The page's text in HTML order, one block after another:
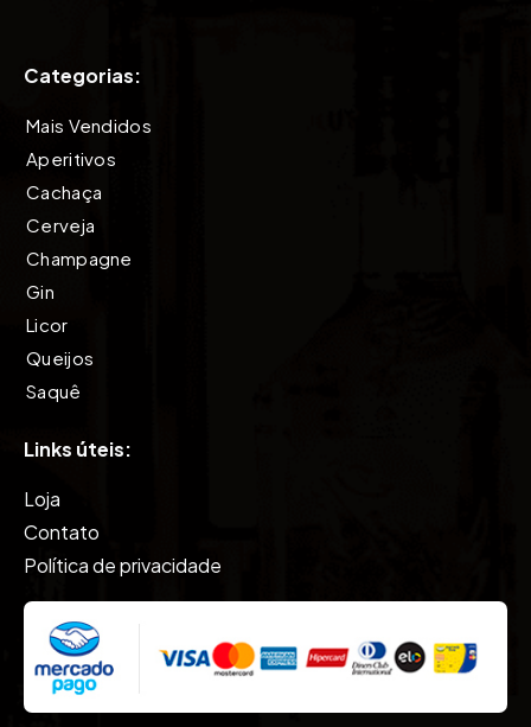
Categorias:
Mais Vendidos
Aperitivos
Cachaça
Cerveja
Champagne
Gin
Licor
Queijos
Saquê
Vinho
Vodkas
Whisky
Links úteis:
Loja
Contato
Política de privacidade